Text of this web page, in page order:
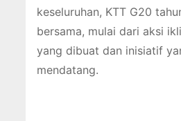
keseluruhan, KTT G20
bersama, mulai dari aksi
yang dibuat dan inisiatif
mendatang.